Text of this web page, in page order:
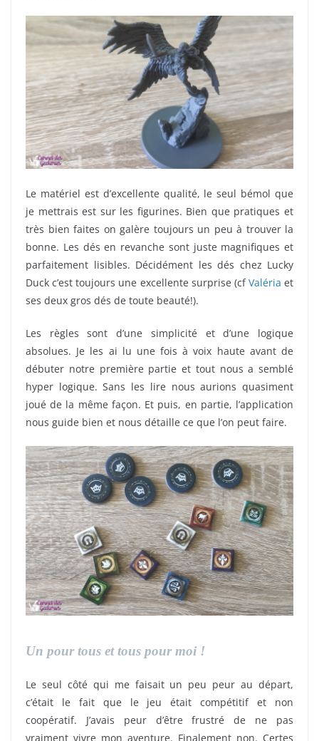
Le matériel est d’excellente qualité, le seul bémol que
je mettrais est sur les figurines. Bien que pratiques et
très bien faites on galère toujours un peu à trouver la
bonne. Les dés en revanche sont juste magnifiques et
parfaitement lisibles. Décidément les dés chez Lucky
Duck c’est toujours une excellente surprise (cfValéria et
ses deux gros dés de toute beauté!).
Les règles sont d’une simplicité et d’une logique
absolues. Je les ai lu une fois à voix haute avant de
débuter notre première partie et tout nous a semblé
hyper logique. Sans les lire nous aurions quasiment
joué de la même façon. Et puis, en partie, l’application
nous guide bien et nous détaille ce que l’on peut faire.
Un pour tous et tous pour moi !
Le seul côté qui me faisait un peu peur au départ,
c’était le fait que le jeu était compétitif et non
coopératif. J’avais peur d’être frustré de ne pas
vraiment vivre mon aventure. Finalement non. Certes